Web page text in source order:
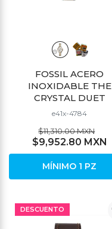
FOSSIL ACERO
INOXIDABLE THE
CRYSTAL DUET
e41x-4784
$11,310.00 MXN
$9,952.80 MXN
MÍNIMO 1 PZ
DESCUENTO